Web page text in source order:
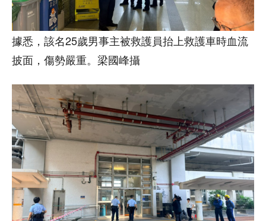
據悉，該名25歲男事主被救護員抬上救護車時血流
披面，傷勢嚴重。梁國峰攝